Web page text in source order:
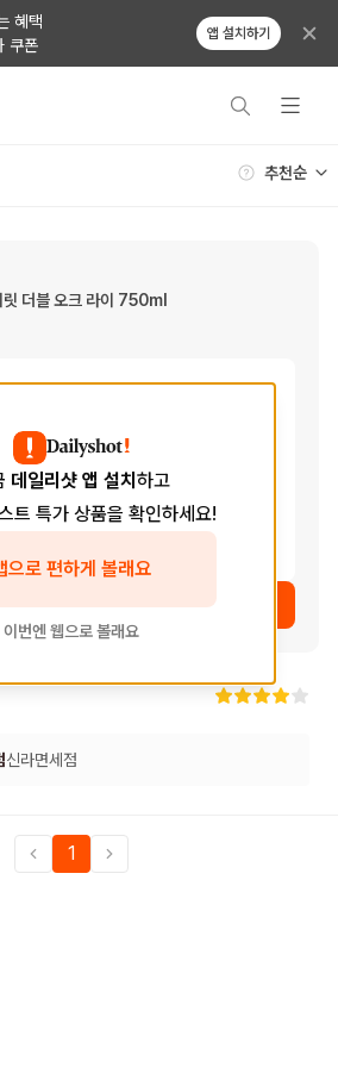
혜택
쿠폰
앱 설치하기
릿 더블 오크 라이 750ml
Notes
닐라, 구운 코코넛, 피칸
드러운, 복합적인, 견과류
상품 보러가기
신라면세점
1
데일리샷 앱 설치 하고
트 특가 상품을 확인하세요!
으로 편하게 볼래요
이번엔 웹으로 볼래요